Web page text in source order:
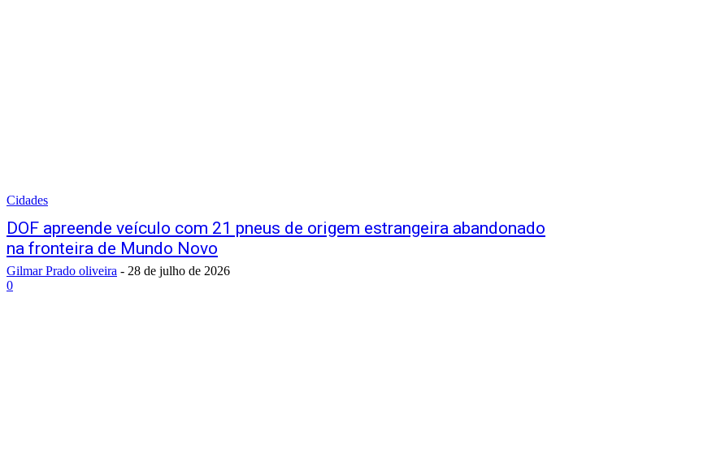
Cidades
DOF apreende veículo com 21 pneus de origem estrangeira abandonado
na fronteira de Mundo Novo
Gilmar Prado oliveira - 28 de julho de 2026
0